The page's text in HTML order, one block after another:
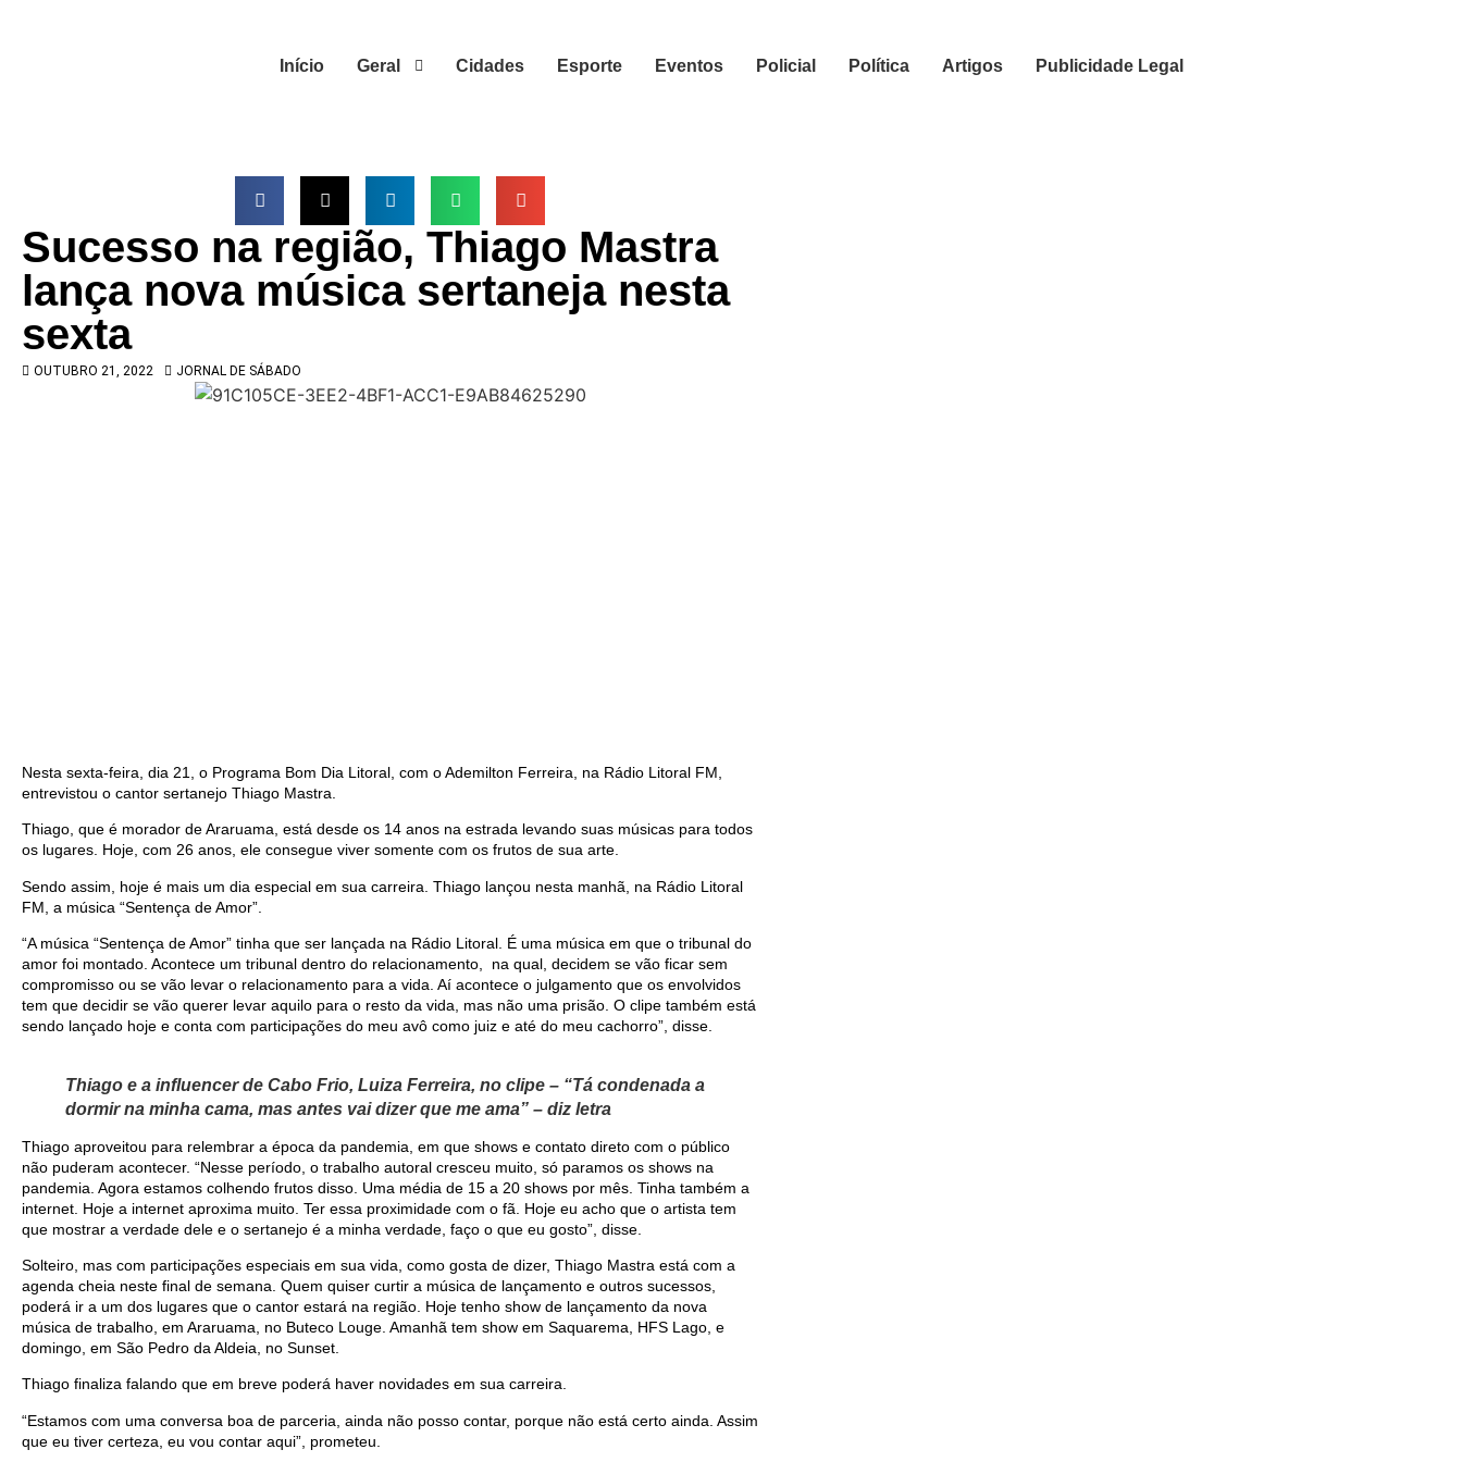
Início Geral Cidades Esporte Eventos Policial Política Artigos Publicidade Legal
Sucesso na região, Thiago Mastra
lança nova música sertaneja nesta
sexta
OUTUBRO 21, 2022 JORNAL DE SÁBADO
Nesta sexta-feira, dia 21, o Programa Bom Dia Litoral, com o Ademilton Ferreira, na Rádio Litoral FM,
entrevistou o cantor sertanejo Thiago Mastra.
Thiago, que é morador de Araruama, está desde os 14 anos na estrada levando suas músicas para todos
os lugares. Hoje, com 26 anos, ele consegue viver somente com os frutos de sua arte.
Sendo assim, hoje é mais um dia especial em sua carreira. Thiago lançou nesta manhã, na Rádio Litoral
FM, a música “Sentença de Amor”.
“A música “Sentença de Amor” tinha que ser lançada na Rádio Litoral. É uma música em que o tribunal do
amor foi montado. Acontece um tribunal dentro do relacionamento, na qual, decidem se vão ficar sem
compromisso ou se vão levar o relacionamento para a vida. Aí acontece o julgamento que os envolvidos
tem que decidir se vão querer levar aquilo para o resto da vida, mas não uma prisão. O clipe também está
sendo lançado hoje e conta com participações do meu avô como juiz e até do meu cachorro”, disse.
Thiago e a influencer de Cabo Frio, Luiza Ferreira, no clipe – “Tá condenada a
dormir na minha cama, mas antes vai dizer que me ama” – diz letra
Thiago aproveitou para relembrar a época da pandemia, em que shows e contato direto com o público
não puderam acontecer. “Nesse período, o trabalho autoral cresceu muito, só paramos os shows na
pandemia. Agora estamos colhendo frutos disso. Uma média de 15 a 20 shows por mês. Tinha também a
internet. Hoje a internet aproxima muito. Ter essa proximidade com o fã. Hoje eu acho que o artista tem
que mostrar a verdade dele e o sertanejo é a minha verdade, faço o que eu gosto”, disse.
Solteiro, mas com participações especiais em sua vida, como gosta de dizer, Thiago Mastra está com a
agenda cheia neste final de semana. Quem quiser curtir a música de lançamento e outros sucessos,
poderá ir a um dos lugares que o cantor estará na região. Hoje tenho show de lançamento da nova
música de trabalho, em Araruama, no Buteco Louge. Amanhã tem show em Saquarema, HFS Lago, e
domingo, em São Pedro da Aldeia, no Sunset.
Thiago finaliza falando que em breve poderá haver novidades em sua carreira.
“Estamos com uma conversa boa de parceria, ainda não posso contar, porque não está certo ainda. Assim
que eu tiver certeza, eu vou contar aqui”, prometeu.